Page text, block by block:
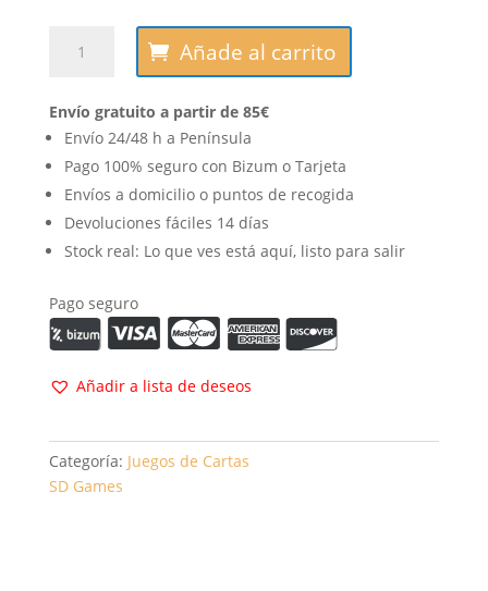
Más
de
9000
cantidad
Añade al carrito
Envío gratuito a partir de 85€
Envío 24/48 h a Península
Pago 100% seguro con Bizum o Tarjeta
Envíos a domicilio o puntos de recogida
Devoluciones fáciles 14 días
Stock real: Lo que ves está aquí, listo para salir
Pago seguro
Añadir a lista de deseos
Categoría: Juegos de Cartas
SD Games